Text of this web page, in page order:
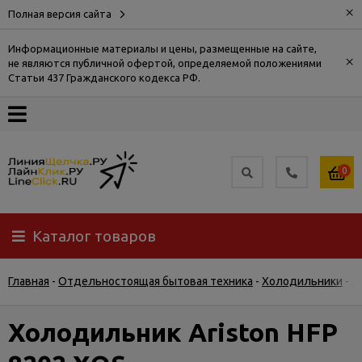
Полная версия сайта ×
Информационные материалы и цены, размещенные на сайте,
не являются публичной офертой, определяемой положениями
Статьи 437 Гражданского кодекса РФ.
×
О
Доставка
Самовывоз
Гарантия
0
Каталог товаров
Главная - Отдельностоящая бытовая техника - Холодильники -
Холодильник Ariston HFP